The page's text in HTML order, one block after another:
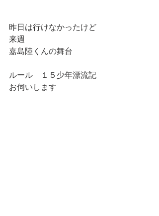
昨日は行けなかったけど
来週
嘉島陸くんの舞台
ルール　１５少年漂流記
お伺いします